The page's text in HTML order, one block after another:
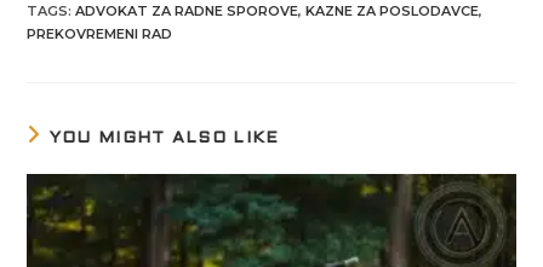
TAGS:ADVOKAT ZA RADNE SPOROVE, KAZNE ZA POSLODAVCE,
PREKOVREMENI RAD
YOU MIGHT ALSO LIKE